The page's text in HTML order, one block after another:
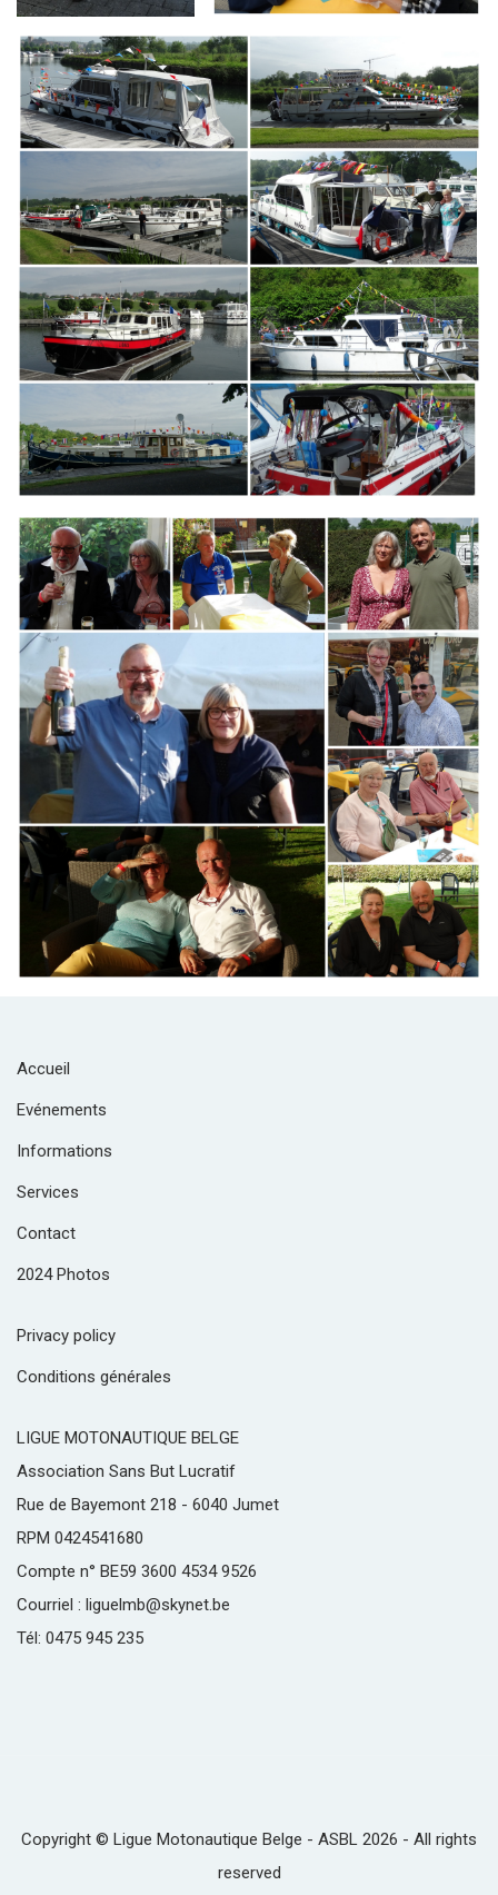
Branding
ARMCHAIR
Branding
ARMCHAIR
Accueil
Evénements
Informations
Services
Contact
2024 Photos
Privacy policy
Conditions générales
LIGUE MOTONAUTIQUE BELGE
Association Sans But Lucratif
Rue de Bayemont 218 - 6040 Jumet
RPM 0424541680
Compte n° BE59 3600 4534 9526
Courriel : liguelmb@skynet.be
Tél: 0475 945 235
Copyright © Ligue Motonautique Belge - ASBL 2026 - All rights
reserved